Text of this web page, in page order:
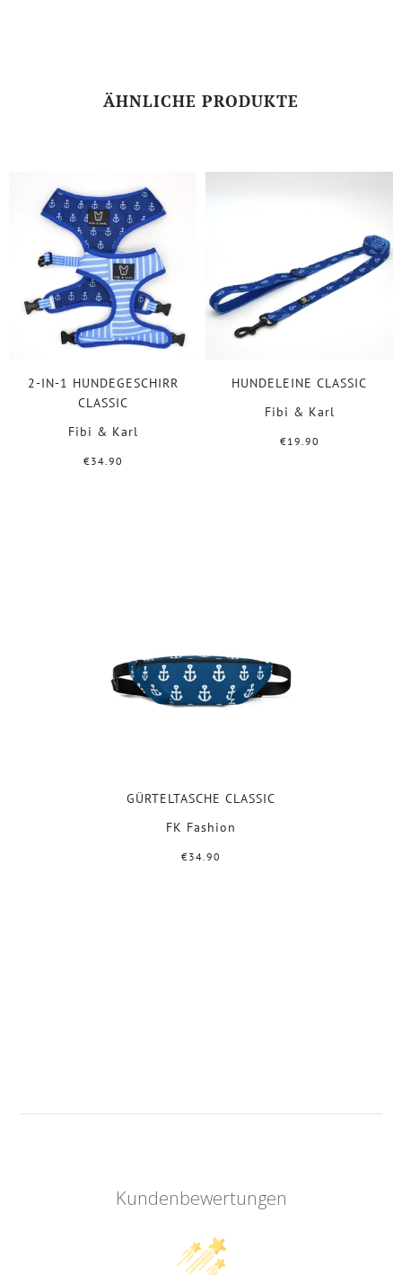
ÄHNLICHE PRODUKTE
2-IN-1 HUNDEGESCHIRR
CLASSIC
Fibi & Karl
€34.90
HUNDELEINE CLASSIC
Fibi & Karl
€19.90
GÜRTELTASCHE CLASSIC
FK Fashion
€34.90
Kundenbewertungen